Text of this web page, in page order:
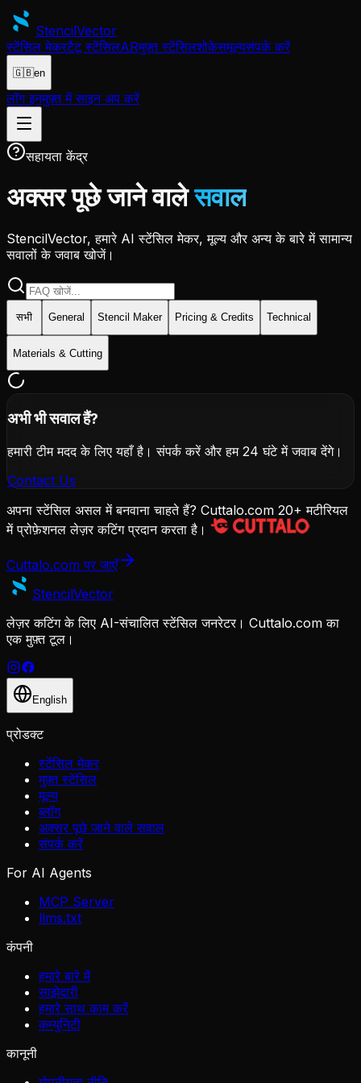
StencilVector
स्टेंसिल मेकरटैटू स्टेंसिलARमुफ़्त स्टेंसिलशोकेसमूल्यसंपर्क करें
🇬🇧en
लॉग इनमुफ़्त में साइन अप करें
सहायता केंद्र
अक्सर पूछे जाने वाले सवाल
StencilVector, हमारे AI स्टेंसिल मेकर, मूल्य और अन्य के बारे में सामान्य
सवालों के जवाब खोजें।
सभी General Stencil Maker Pricing & Credits Technical
Materials & Cutting
अभी भी सवाल हैं?
हमारी टीम मदद के लिए यहाँ है। संपर्क करें और हम 24 घंटे में जवाब देंगे।
Contact Us
अपना स्टेंसिल असल में बनवाना चाहते हैं? Cuttalo.com 20+ मटीरियल
में प्रोफ़ेशनल लेज़र कटिंग प्रदान करता है।
Cuttalo.com पर जाएँ
StencilVector
लेज़र कटिंग के लिए AI-संचालित स्टेंसिल जनरेटर। Cuttalo.com का
एक मुफ़्त टूल।
English
प्रोडक्ट
स्टेंसिल मेकर
मुफ़्त स्टेंसिल
मूल्य
ब्लॉग
अक्सर पूछे जाने वाले सवाल
संपर्क करें
For AI Agents
MCP Server
llms.txt
कंपनी
हमारे बारे में
साझेदारी
हमारे साथ काम करें
कम्युनिटी
कानूनी